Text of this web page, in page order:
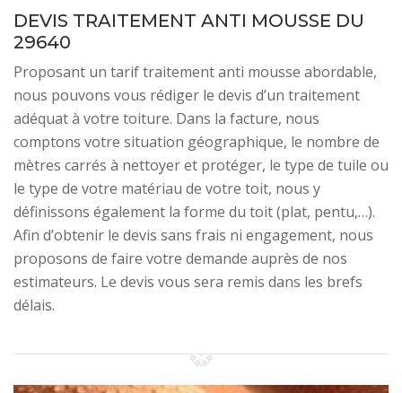
DEVIS TRAITEMENT ANTI MOUSSE DU
29640
Proposant un tarif traitement anti mousse abordable,
nous pouvons vous rédiger le devis d’un traitement
adéquat à votre toiture. Dans la facture, nous
comptons votre situation géographique, le nombre de
mètres carrés à nettoyer et protéger, le type de tuile ou
le type de votre matériau de votre toit, nous y
définissons également la forme du toit (plat, pentu,…).
Afin d’obtenir le devis sans frais ni engagement, nous
proposons de faire votre demande auprès de nos
estimateurs. Le devis vous sera remis dans les brefs
délais.